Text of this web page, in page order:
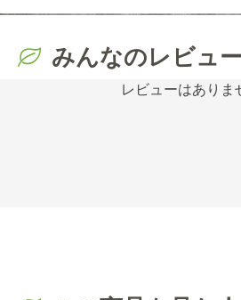
みんなのレビュー
レビューはありま